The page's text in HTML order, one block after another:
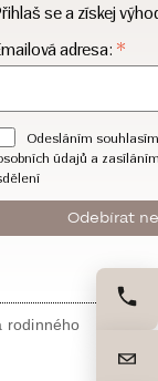
se a získej
adresa: *
Odesláním
údajů a
rodinného